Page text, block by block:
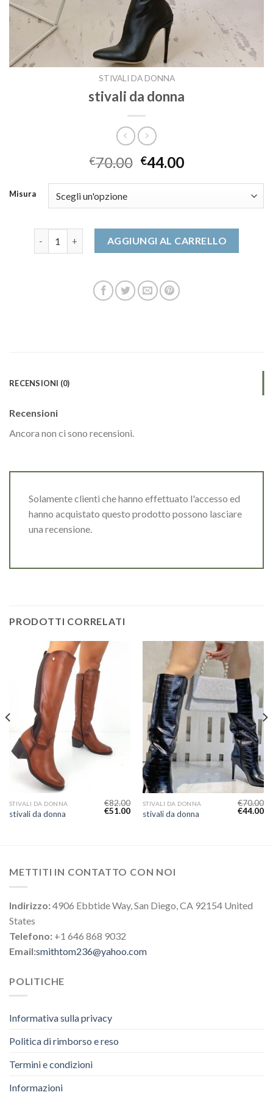
STIVALI DA DONNA
stivali da donna
€70.00 €44.00
Misura
stivali da donna quantitàAGGIUNGI AL CARRELLO
RECENSIONI (0)
Recensioni
Ancora non ci sono recensioni.
Solamente clienti che hanno effettuato l'accesso ed
hanno acquistato questo prodotto possono lasciare
una recensione.
PRODOTTI CORRELATI
STIVALI DA DONNA
stivali da donna
€82.00
€51.00
STIVALI DA DONNA
stivali da donna
€70.00
€44.00
METTITI IN CONTATTO CON NOI
Indirizzo:4906 Ebbtide Way, San Diego, CA 92154 United
States
Telefono: +1 646 868 9032
Email:smithtom236@yahoo.com
POLITICHE
Informativa sulla privacy
Politica di rimborso e reso
Termini e condizioni
Informazioni